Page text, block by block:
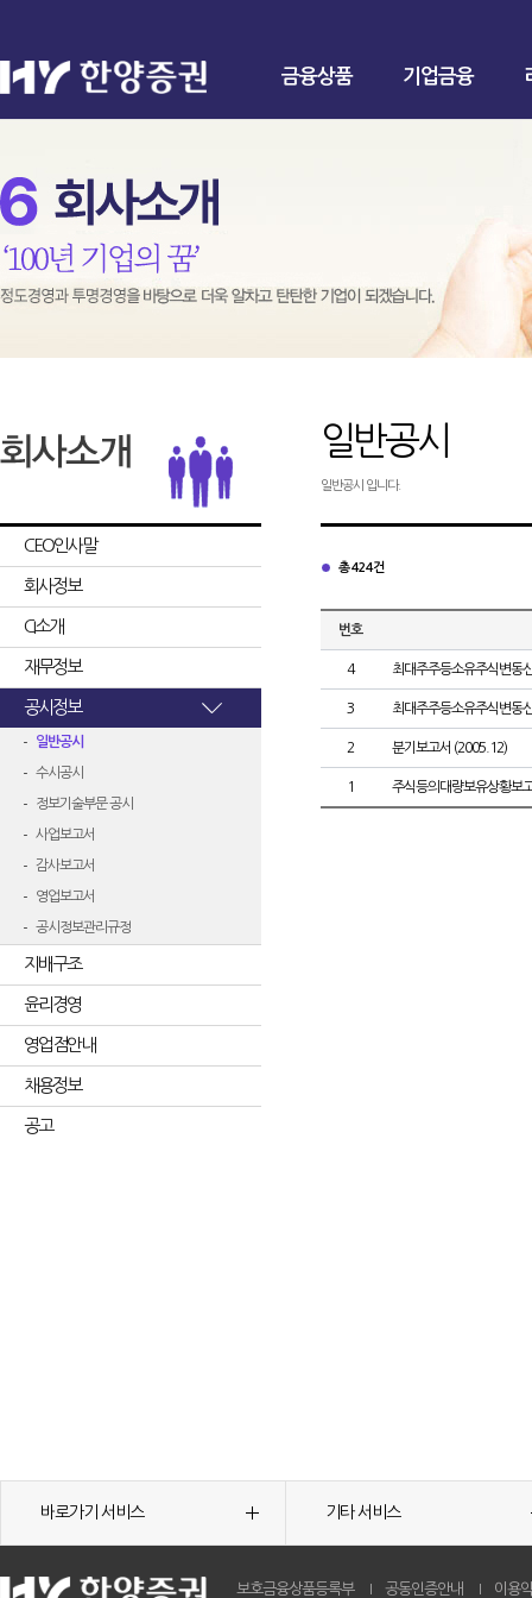
금융상품 기업금융
CEO인사말
회사정보
CI소개
재무정보
공시정보
일반공시
수시공시
정보기술부문 공시
사업보고서
감사보고서
영업보고서
공시정보관리규정
지배구조
윤리경영
영업점안내
채용정보
공고
일반공시
일반공시 입니다.
총 424건
번호
4 최대주주등소유주식변동
3 최대주주등소유주식변동
2 분기보고서 (2005.12)
1 주식등의대량보유상황보
바로가기 서비스 기타 서비스
보호금융상품등록부 공동인증안내 이용